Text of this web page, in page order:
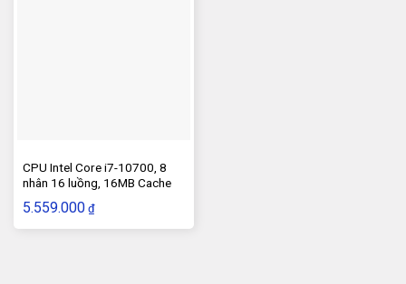
CPU Intel Core i7-10700, 8
nhân 16 luồng, 16MB Cache
5.559.000 ₫